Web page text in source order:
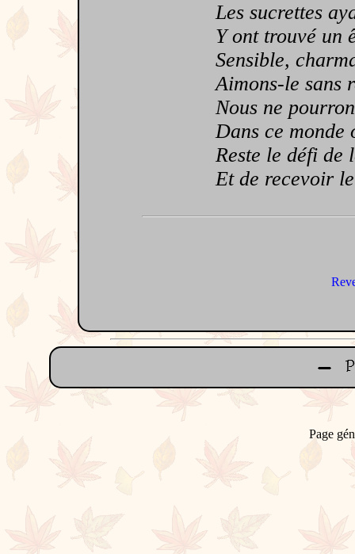
Les sucrettes
Y ont trouvé un
Sensible,
Aimons-le sans
Nous ne
Dans ce monde
Reste le défi de
Et de recevoir le
Page